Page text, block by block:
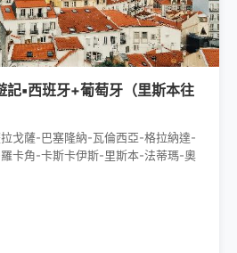
▪西班牙+葡萄牙（里斯本往
戈薩-巴塞隆納-瓦倫西亞-格拉納達-
卡角-卡斯卡伊斯-里斯本-法蒂瑪-奧